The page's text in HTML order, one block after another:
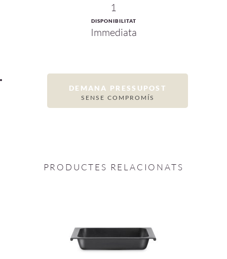
1
DISPONIBILITAT
Immediata
DEMANA PRESSUPOST
SENSE COMPROMÍS
PRODUCTES RELACIONATS